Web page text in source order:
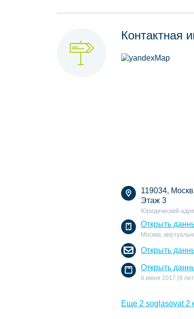
Контактная
119034,
Этаж 3
Юридический
Открыть
Москва,
Открыть
Открыть
6 июня 2017 (9
Еще 2 soglasovat 2